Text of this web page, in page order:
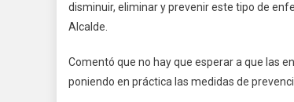
disminuir, eliminar y prevenir este tipo de
Alcalde.
Comentó que no hay que esperar a que las
poniendo en práctica las medidas de